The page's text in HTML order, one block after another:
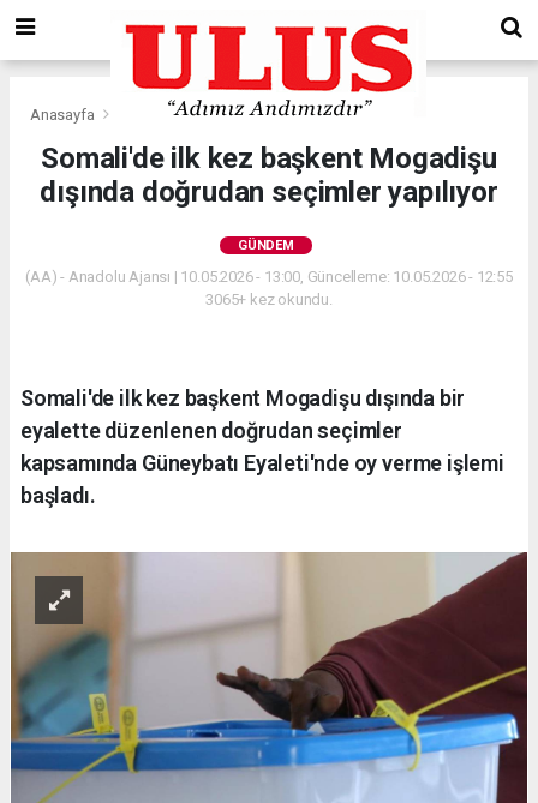
Anasayfa Gündem
Somali'de ilk kez başkent Mogadişu
dışında doğrudan seçimler yapılıyor
GÜNDEM
(AA) - Anadolu Ajansı | 10.05.2026 - 13:00, Güncelleme: 10.05.2026 - 12:55
3065+ kez okundu.
Somali'de ilk kez başkent Mogadişu dışında bir
eyalette düzenlenen doğrudan seçimler
kapsamında Güneybatı Eyaleti'nde oy verme işlemi
başladı.